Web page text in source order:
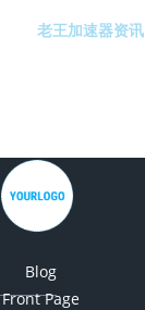
老王加速器资讯
Blog
Front Page